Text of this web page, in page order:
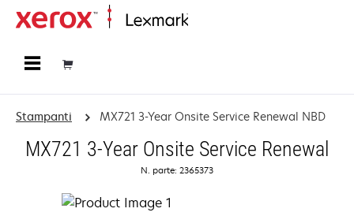
Stampanti MX721 3-Year Onsite Service Renewal NBD
MX721 3-Year Onsite Service Renewal
N. parte: 2365373